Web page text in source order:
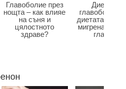
Главоболие през
нощта – как влияе
на съня и
цялостното
здраве?
Диета при
главоболие –
диетата
мигрена и
главата?